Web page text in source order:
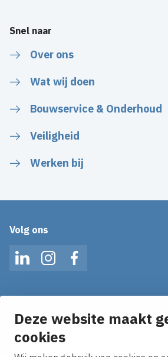
Deze website maakt
cookies
Snel naar
Over ons
Wat wij doen
Bouwservice & Onderhoud
Veiligheid
Werken bij
Volg ons
LinkedInInstagramFacebook
Ontvang onze nieuws alerts in je
E-mailadres